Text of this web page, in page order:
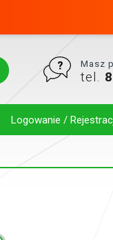
Masz
tel.
Logowanie /